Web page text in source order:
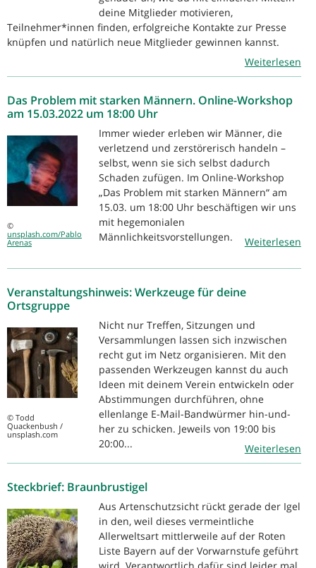
deine Mitglieder motivieren,
Teilnehmer*innen finden, erfolgreiche Kontakte zur Presse
knüpfen und natürlich neue Mitglieder gewinnen kannst.
Weiterlesen
Das Problem mit starken Männern. Online-Workshop
am 15.03.2022 um 18:00 Uhr
©
unsplash.com/Pablo
Arenas
Immer wieder erleben wir Männer, die
verletzend und zerstörerisch handeln –
selbst, wenn sie sich selbst dadurch
Schaden zufügen. Im Online-Workshop
„Das Problem mit starken Männern“ am
15.03. um 18:00 Uhr beschäftigen wir uns
mit hegemonialen
Männlichkeitsvorstellungen.
Weiterlesen
Veranstaltungshinweis: Werkzeuge für deine
Ortsgruppe
© Todd
Quackenbush /
unsplash.com
Nicht nur Treffen, Sitzungen und
Versammlungen lassen sich inzwischen
recht gut im Netz organisieren. Mit den
passenden Werkzeugen kannst du auch
Ideen mit deinem Verein entwickeln oder
Abstimmungen durchführen, ohne
ellenlange E-Mail-Bandwürmer hin-und-
her zu schicken. Jeweils von 19:00 bis
20:00...
Weiterlesen
Steckbrief: Braunbrustigel
Aus Artenschutzsicht rückt gerade der Igel
in den, weil dieses vermeintliche
Allerweltsart mittlerweile auf der Roten
Liste Bayern auf der Vorwarnstufe geführt